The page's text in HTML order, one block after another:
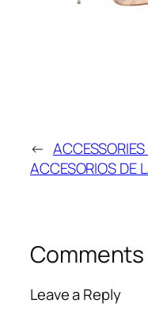
←
ACCESORIOS DE
Comments
Leave a Reply